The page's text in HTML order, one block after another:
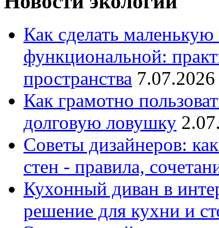
Как сделать
функциональной:
пространства
Как грамотно
долговую ловушку
Советы дизайнеров:
стен - правила,
Кухонный диван в
решение для кухни и